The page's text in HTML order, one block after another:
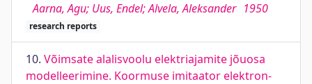
Aarna, Agu; Uus, Endel; Alvela, Aleksander 1950
research reports
10. Võimsate alalisvoolu elektriajamite jõuosa
modelleerimine. Koormuse imitaator elektron-